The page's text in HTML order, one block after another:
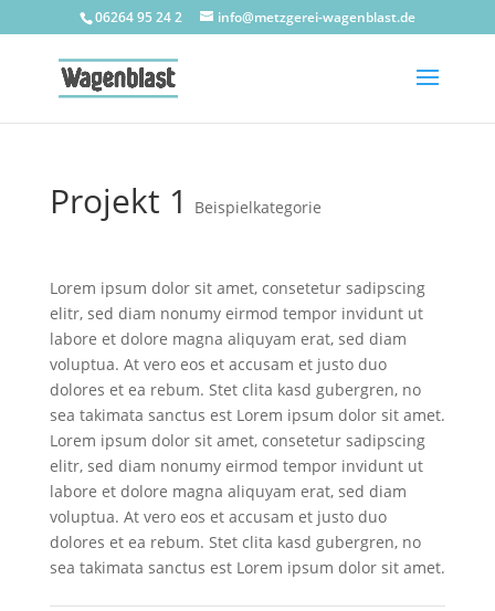
06264 95 24 2 info@metzgerei-wagenblast.de
Projekt 1 Beispielkategorie
Lorem ipsum dolor sit amet, consetetur sadipscing
elitr, sed diam nonumy eirmod tempor invidunt ut
labore et dolore magna aliquyam erat, sed diam
voluptua. At vero eos et accusam et justo duo
dolores et ea rebum. Stet clita kasd gubergren, no
sea takimata sanctus est Lorem ipsum dolor sit amet.
Lorem ipsum dolor sit amet, consetetur sadipscing
elitr, sed diam nonumy eirmod tempor invidunt ut
labore et dolore magna aliquyam erat, sed diam
voluptua. At vero eos et accusam et justo duo
dolores et ea rebum. Stet clita kasd gubergren, no
sea takimata sanctus est Lorem ipsum dolor sit amet.